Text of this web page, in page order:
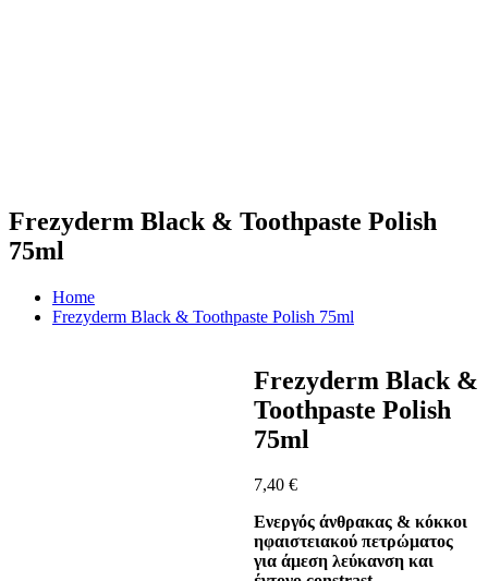
Frezyderm Black & Toothpaste Polish
75ml
Home
Frezyderm Black & Toothpaste Polish 75ml
Frezyderm Black &
Toothpaste Polish
75ml
7,40 €
Ενεργός άνθρακας & κόκκοι
ηφαιστειακού πετρώματος
για άμεση λεύκανση και